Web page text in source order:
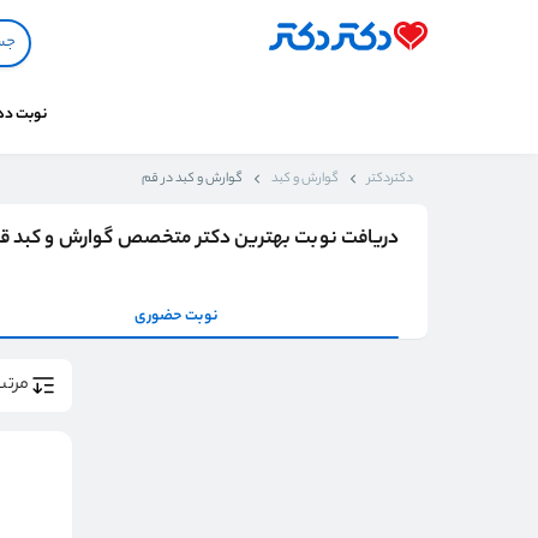
نوبت
دکتردکتر گوارش و کبد گوارش و کبد در قم
دریافت نوبت بهترین دکتر متخصص گوارش و کبد
نوبت حضوری